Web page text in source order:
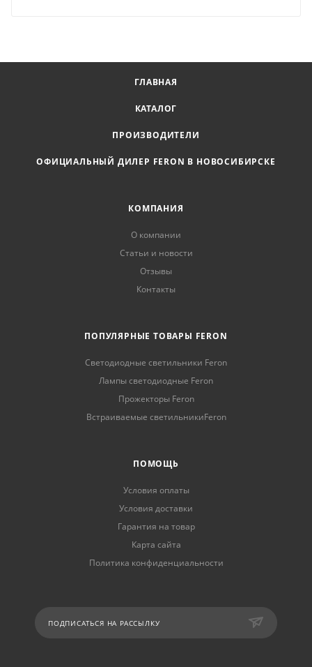
ГЛАВНАЯ
КАТАЛОГ
ПРОИЗВОДИТЕЛИ
ОФИЦИАЛЬНЫЙ ДИЛЕР FERON В НОВОСИБИРСКЕ
КОМПАНИЯ
О компании
Статьи и новости
Отзывы
Контакты
ПОПУЛЯРНЫЕ ТОВАРЫ FERON
Светодиодные светильники Feron
Лампы светодиодные Feron
Прожекторы Feron
Встраиваемые светильникиFeron
ПОМОЩЬ
Условия оплаты
Условия доставки
Гарантия на товар
Карта сайта
Политика конфиденциальности
ПОДПИСАТЬСЯ НА РАССЫЛКУ